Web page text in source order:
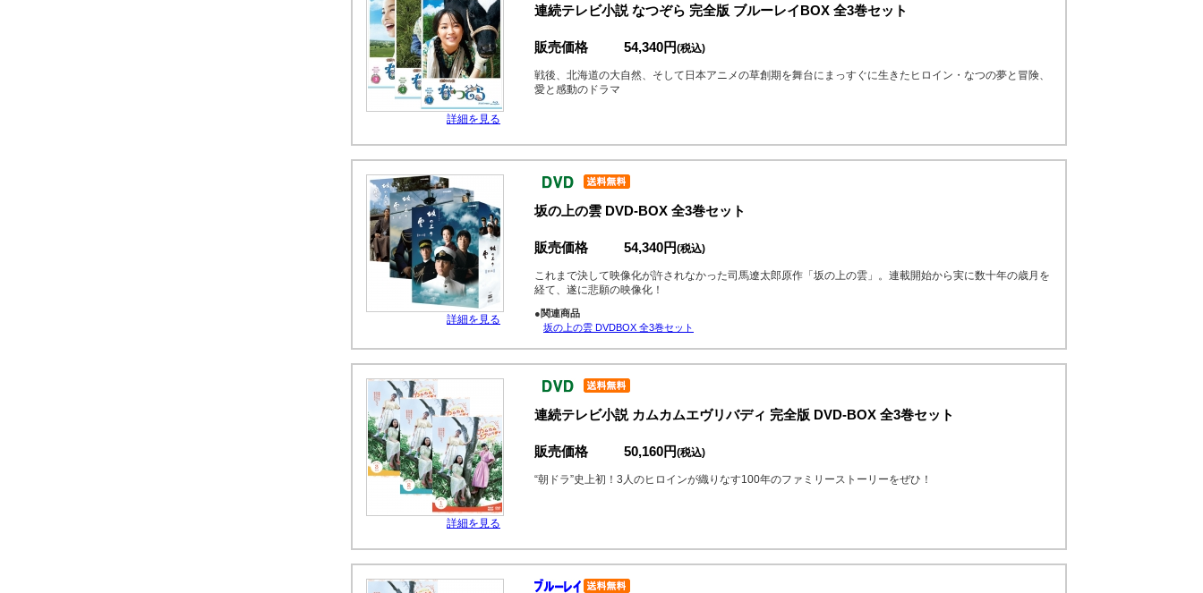
詳細を見る
連続テレビ小説 なつぞら 完全版 ブルーレイBOX 全3巻セット
販売価格 54,340円(税込)
戦後、北海道の大自然、そして日本アニメの草創期を舞台にまっすぐに生きたヒロイン・なつの夢と冒険、
愛と感動のドラマ
詳細を見る
坂の上の雲 DVD-BOX 全3巻セット
販売価格 54,340円(税込)
これまで決して映像化が許されなかった司馬遼太郎原作「坂の上の雲」。連載開始から実に数十年の歳月を
経て、遂に悲願の映像化！
●関連商品
坂の上の雲 DVDBOX 全3巻セット
詳細を見る
連続テレビ小説 カムカムエヴリバディ 完全版 DVD-BOX 全3巻セット
販売価格 50,160円(税込)
“朝ドラ”史上初！3人のヒロインが織りなす100年のファミリーストーリーをぜひ！